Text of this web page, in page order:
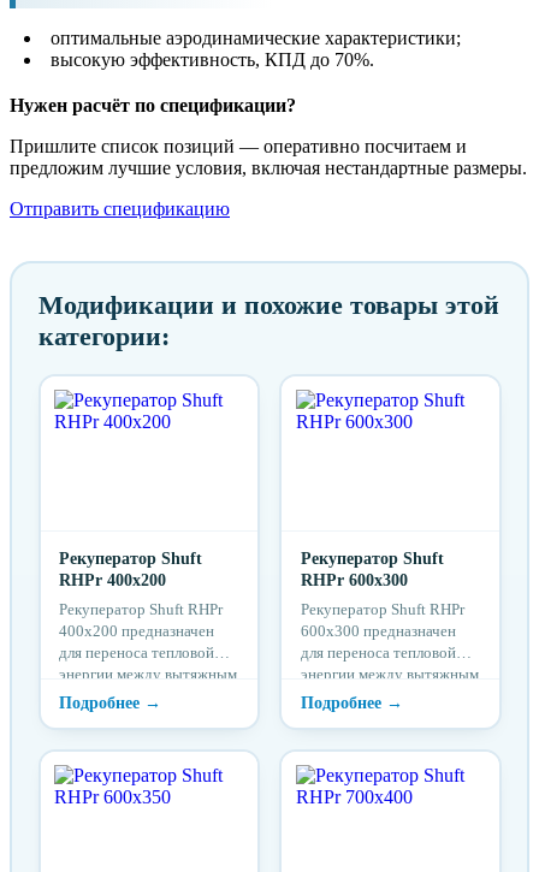
оптимальные аэродинамические характеристики;
высокую эффективность, КПД до 70%.
Нужен расчёт по спецификации?
Пришлите список позиций — оперативно посчитаем и
предложим лучшие условия, включая нестандартные размеры.
Отправить спецификацию
Модификации и похожие товары этой
категории:
Рекуператор Shuft
RHPr 400x200
Рекуператор Shuft RHPr
400x200 предназначен
для переноса тепловой
энергии между вытяжным
и приточным каналами
систем вентиляции при
воздушных потоков.
Рекуператор Shuft
RHPr 600x300
Рекуператор Shuft RHPr
600x300 предназначен
для переноса тепловой
энергии между вытяжным
и приточным каналами
систем вентиляции при
воздушных потоков.